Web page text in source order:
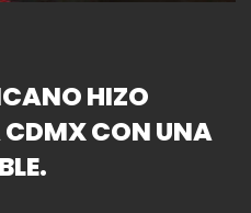
HIZO
CDMX CON UNA